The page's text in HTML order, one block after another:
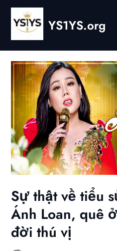
Skip
content
YS1YS.org
Sự thật về tiểu
Ánh Loan, quê
đời thú vị